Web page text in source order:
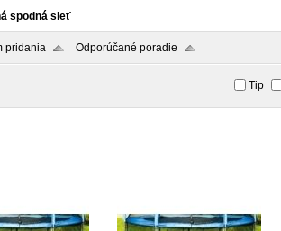
spodná sieť
pridania Odporúčané poradie
Tip